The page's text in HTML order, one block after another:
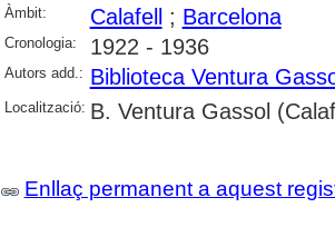
Àmbit: Calafell ; Barcelona
Cronologia: 1922 - 1936
Autors add.: Biblioteca Ventura
Localització: B. Ventura Gassol
Enllaç permanent a aquest